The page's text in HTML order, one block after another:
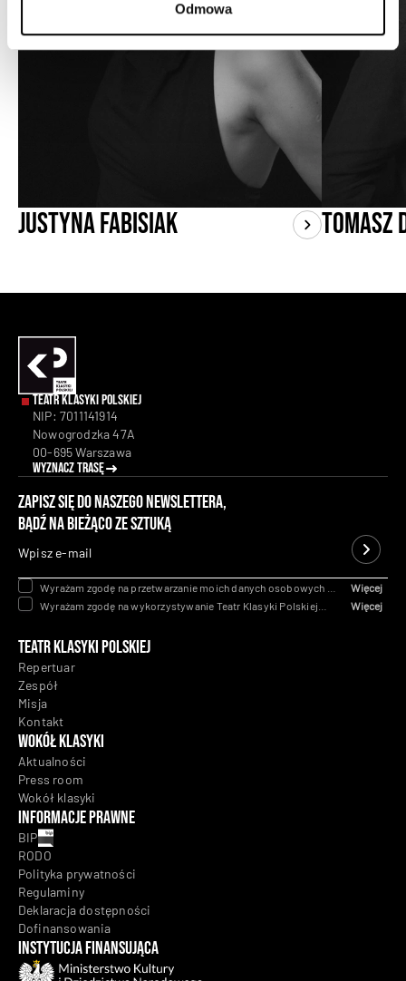
Odmowa
Justyna Fabisiak Tomasz
Teatr Klasyki Polskiej
NIP: 7011141914
Nowogrodzka 47A
00-695 Warszawa
Wyznacz trasę
Zapisz się do naszego newslettera,
bądź na bieżąco ze sztuką
Wpisz e-mail
Wyrażam zgodę na przetwarzanie moich danych osobowych na
podstawie art. 6 ust. 1 lit. a Rozporządzenia Parlamentu
zgody jest dobrowolne, ale konieczne, abyśmy mogli
przedstawienia oferty.
Więcej
Wyrażam zgodę na wykorzystywanie Teatr Klasyki Polskiej
marketingowych w rozumieniu przepisów ustawy z dnia 16 lipca
2014 r. Prawo telekomunikacyjne.
Więcej
Teatr Klasyki Polskiej
Repertuar
Zespół
Misja
Kontakt
Wokół klasyki
Aktualności
Press room
Wokół klasyki
Informacje prawne
BIP
RODO
Polityka prywatności
Regulaminy
Deklaracja dostępności
Dofinansowania
Instytucja Finansująca